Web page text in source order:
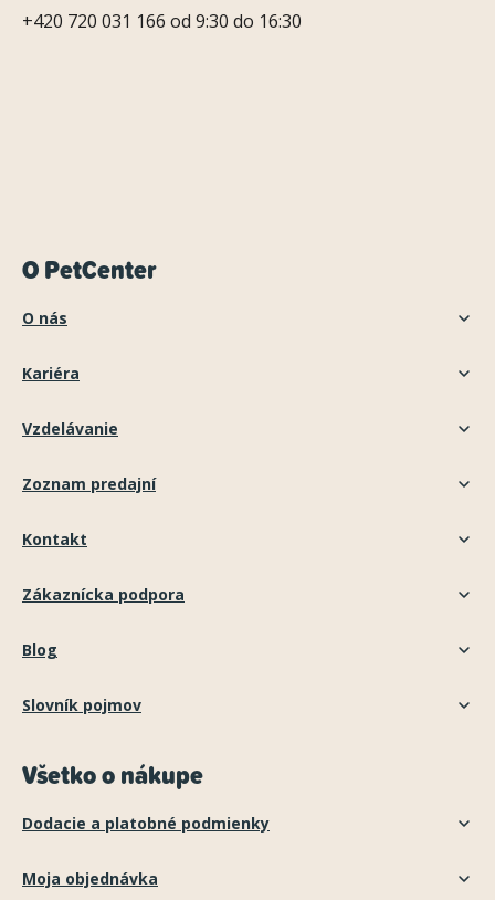
+420 720 031 166 od 9:30 do 16:30
O PetCenter
O nás
Kariéra
Vzdelávanie
Zoznam predajní
Kontakt
Zákaznícka podpora
Blog
Slovník pojmov
Všetko o nákupe
Dodacie a platobné podmienky
Moja objednávka